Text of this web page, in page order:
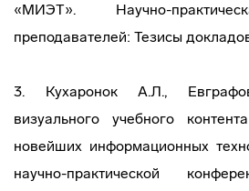
«МИЭТ». Научно-
преподавателей: Тезисы
3. Кухаронок А.Л.,
визуального учебного
новейших информационных
научно-практической